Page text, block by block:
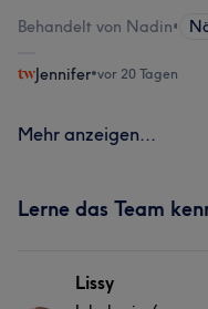
Behandelt von Nadin•
Jennifer•vor 20 Tagen
Mehr anzeigen...
Lerne das Team
Lissy